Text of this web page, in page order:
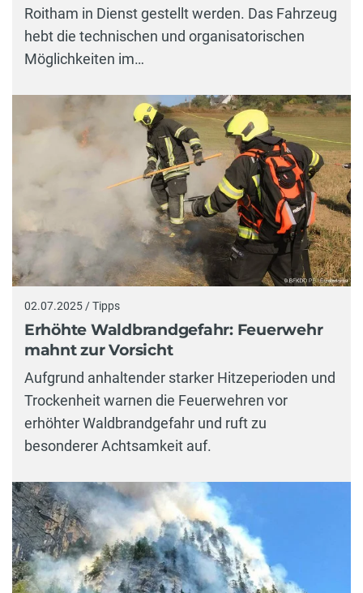
Roitham in Dienst gestellt werden. Das Fahrzeug
hebt die technischen und organisatorischen
Möglichkeiten im…
02.07.2025 / Tipps
Erhöhte Waldbrandgefahr: Feuerwehr
mahnt zur Vorsicht
Aufgrund anhaltender starker Hitzeperioden und
Trockenheit warnen die Feuerwehren vor
erhöhter Waldbrandgefahr und ruft zu
besonderer Achtsamkeit auf.